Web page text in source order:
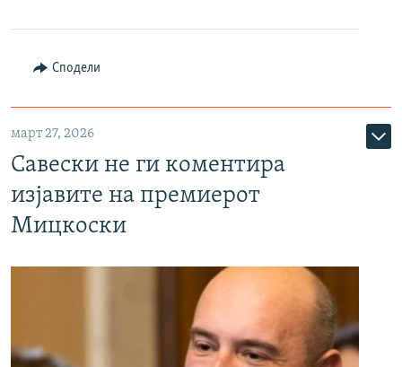
Сподели
март 27, 2026
Савески не ги коментира
изјавите на премиерот
Мицкоски